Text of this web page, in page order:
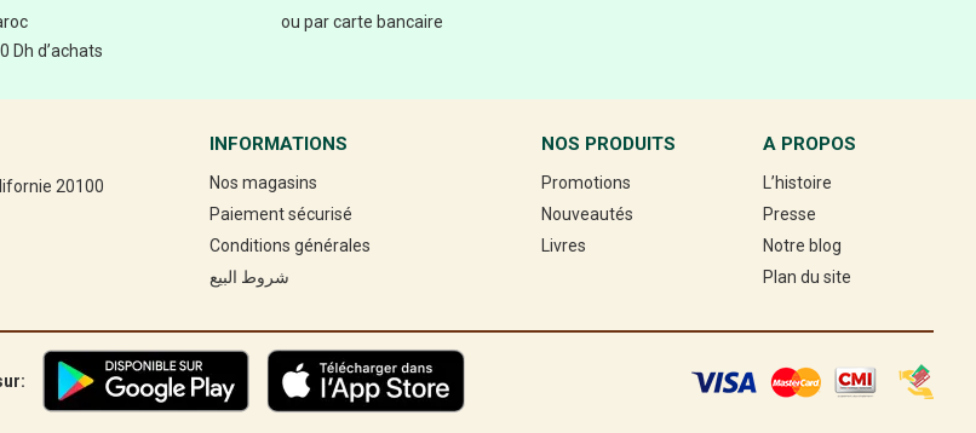
Dh d’achats
ou par carte bancaire
20100
INFORMATIONS
Nos magasins
Paiement sécurisé
Conditions générales
شروط البيع
NOS PRODUITS
Promotions
Nouveautés
Livres
A PROPOS
L’histoire
Presse
Notre blog
Plan du site